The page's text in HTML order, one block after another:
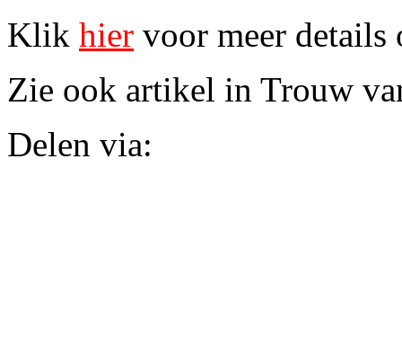
Klik hier voor meer details
Zie ook artikel in Trouw
Delen via: